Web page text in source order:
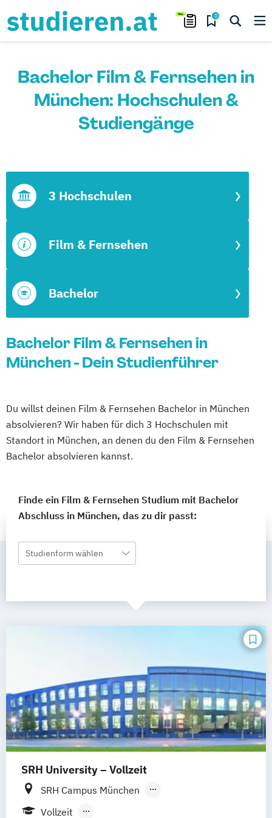
0
Bachelor Film & Fernsehen in
München: Hochschulen &
Studiengänge
Bachelor
Film & Fernsehen
3 Hochschulen
Bachelor Film & Fernsehen in
München - Dein Studienführer
Du willst deinen Film & Fernsehen Bachelor in München
absolvieren? Wir haben für dich 3 Hochschulen mit
Standort in München, an denen du den Film & Fernsehen
Bachelor absolvieren kannst.
Finde ein Film & Fernsehen Studium mit Bachelor
Abschluss in München, das zu dir passt:
Studienform wählen
SRH University – Vollzeit
SRH Campus München
SRH Campus Heidelberg
Vollzeit